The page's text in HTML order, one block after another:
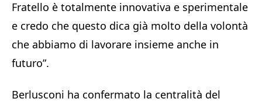
Fratello è totalmente innovativa e sperimentale
e credo che questo dica già molto della volontà
che abbiamo di lavorare insieme anche in
futuro”.
Berlusconi ha confermato la centralità del